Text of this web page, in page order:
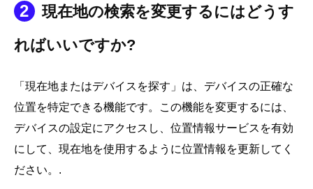
2
現在地の検索を変更するにはどうす
ればいいですか?
「現在地またはデバイスを探す」は、デバイスの正確な
位置を特定できる機能です。この機能を変更するには、
デバイスの設定にアクセスし、位置情報サービスを有効
にして、現在地を使用するように位置情報を更新してく
ださい。.